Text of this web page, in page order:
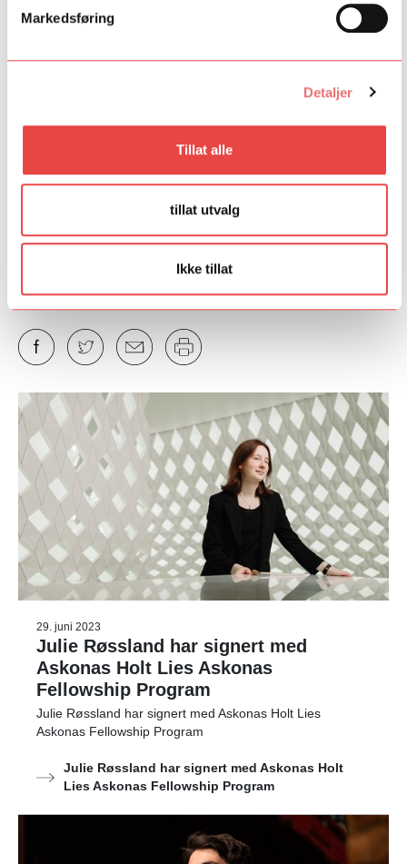
Markedsføring
Detaljer
Tillat alle
tillat utvalg
Ikke tillat
Blex: “Og noen ganger vet du bare ikke hvorfor ting funket”.
Fant du det du lette etter?
Nei
29. juni 2023
Julie Røssland har signert med
Askonas Holt Lies Askonas
Fellowship Program
Julie Røssland har signert med Askonas Holt Lies
Askonas Fellowship Program
Julie Røssland har signert med Askonas Holt
Lies Askonas Fellowship Program